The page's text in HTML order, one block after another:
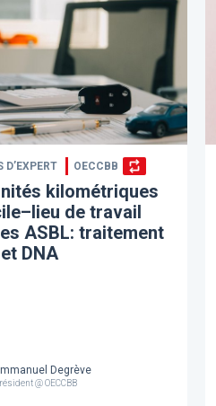
D’EXPERT OECCBB
kilométriques
de travail
ASBL: traitement
DNA
Degrève
@ OECCBB